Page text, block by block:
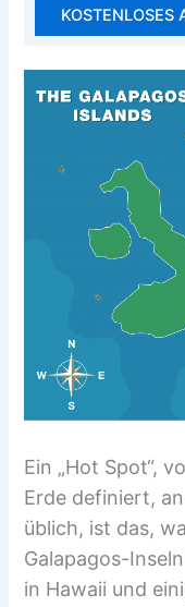
KOSTENLOSES
Ein „Hot Spot“,
Erde definiert,
üblich, ist das,
Galapagos-
in Hawaii und